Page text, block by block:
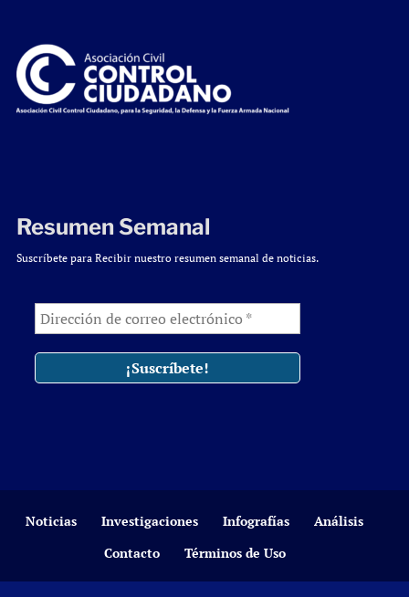
Resumen Semanal
Suscríbete para Recibir nuestro resumen semanal de noticias.
Noticias Investigaciones Infografías
Análisis
Contacto
Términos de Uso